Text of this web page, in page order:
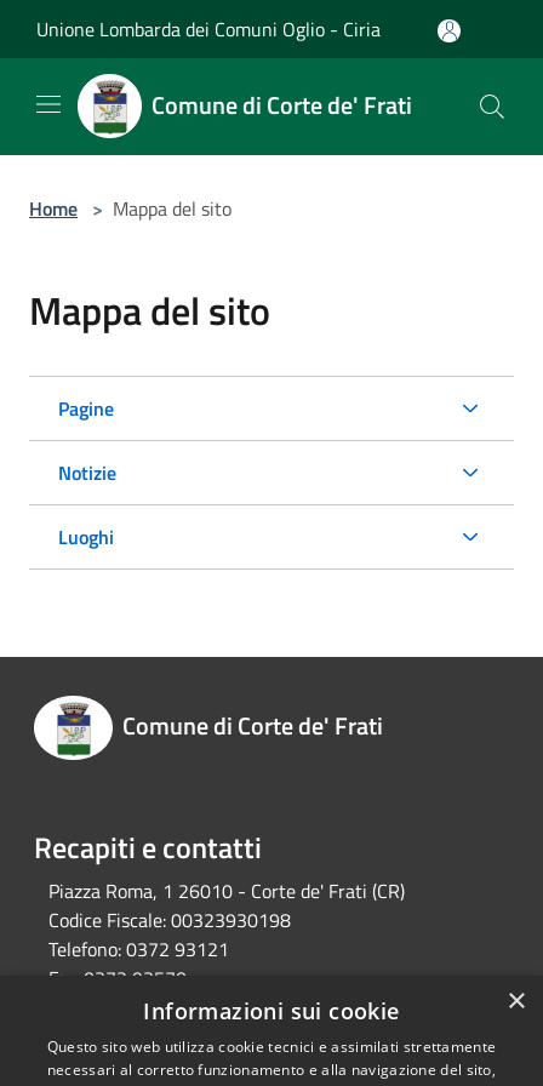
Unione Lombarda dei Comuni Oglio - Ciria
Comune di Corte de' Frati
Home > Mappa del sito
Mappa del sito
Pagine
Notizie
Luoghi
Comune di Corte de' Frati
Recapiti e contatti
Piazza Roma, 1 26010 - Corte de' Frati (CR)
Codice Fiscale:00323930198
Telefono:0372 93121
Fax:
0372 93570
info@comune.cortedefrati.cr.it
Pec:
comune.cortedefrati.cr@pec.it
×
Informazioni sui cookie
Questo sito web utilizza cookie tecnici e assimilati strettamente
necessari al corretto funzionamento e alla navigazione del sito,